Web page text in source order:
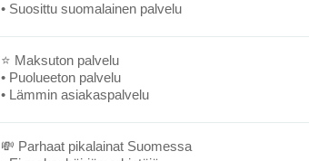
• Suosittu suomalainen palvelu
⭐ Maksuton palvelu
• Puolueeton palvelu
• Lämmin asiakaspalvelu
💸 Parhaat pikalainat Suomessa